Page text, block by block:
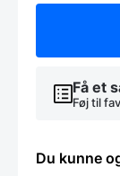
Få et
Føj til
Du kunne